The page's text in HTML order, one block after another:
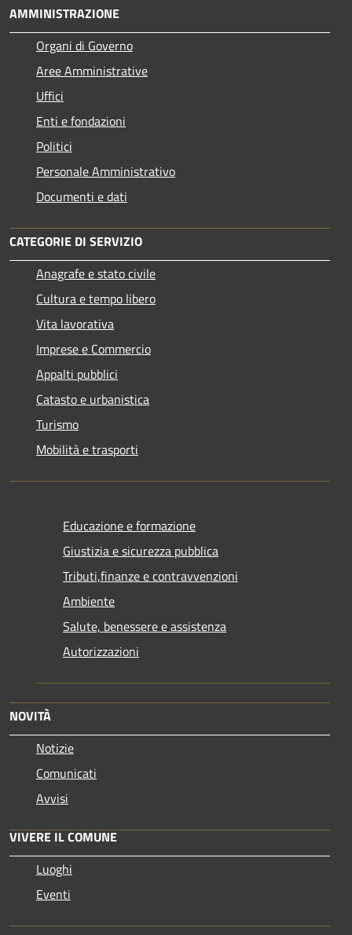
AMMINISTRAZIONE
Organi di Governo
Aree Amministrative
Uffici
Enti e fondazioni
Politici
Personale Amministrativo
Documenti e dati
CATEGORIE DI SERVIZIO
Anagrafe e stato civile
Cultura e tempo libero
Vita lavorativa
Imprese e Commercio
Appalti pubblici
Catasto e urbanistica
Turismo
Mobilità e trasporti
Educazione e formazione
Giustizia e sicurezza pubblica
Tributi,finanze e contravvenzioni
Ambiente
Salute, benessere e assistenza
Autorizzazioni
NOVITÀ
Notizie
Comunicati
Avvisi
VIVERE IL COMUNE
Luoghi
Eventi